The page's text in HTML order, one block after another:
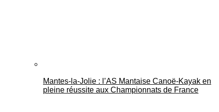
Mantes-la-Jolie : l’AS Mantaise Canoë‑Kayak en
pleine réussite aux Championnats de France